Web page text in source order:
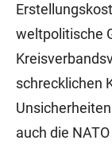
weltpolitische
schrecklichen
auch die